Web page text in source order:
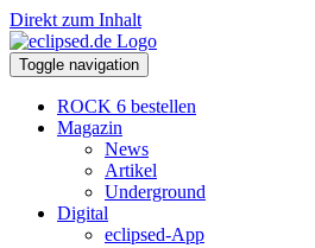
Direkt zum Inhalt
Toggle navigation
ROCK 6 bestellen
Magazin
News
Artikel
Underground
Digital
eclipsed-App